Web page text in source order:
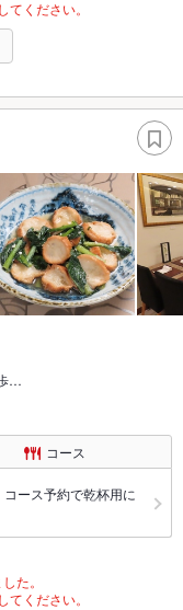
ください。
…
コース
コース予約で乾杯用に
た。
ください。